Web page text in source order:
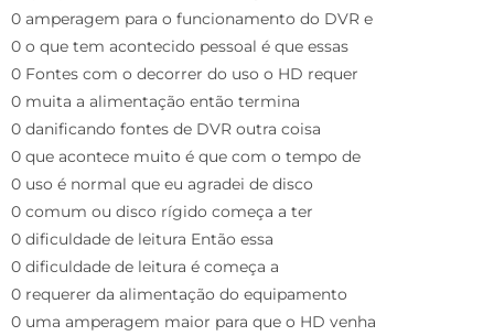
0 amperagem para o funcionamento do DVR e
0 o que tem acontecido pessoal é que essas
0 Fontes com o decorrer do uso o HD requer
0 muita a alimentação então termina
0 danificando fontes de DVR outra coisa
0 que acontece muito é que com o tempo de
0 uso é normal que eu agradei de disco
0 comum ou disco rígido começa a ter
0 dificuldade de leitura Então essa
0 dificuldade de leitura é começa a
0 requerer da alimentação do equipamento
0 uma amperagem maior para que o HD venha